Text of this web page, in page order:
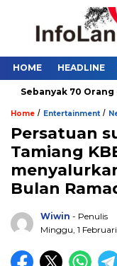
HOME HEADLINE
70 Orang di
Home / Entertainment/
Persatuan
Tamiang
Bulan
Wiwin - Penulis
Minggu, 1